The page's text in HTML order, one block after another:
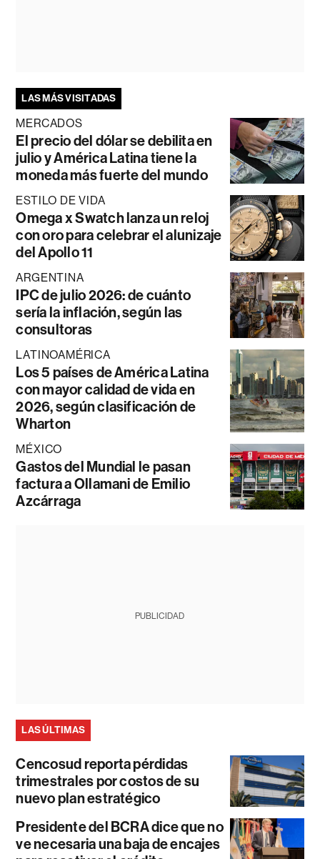
LAS MÁS VISITADAS
MERCADOS
El precio del dólar se debilita en
julio y América Latina tiene la
moneda más fuerte del mundo
ESTILO DE VIDA
Omega x Swatch lanza un reloj
con oro para celebrar el alunizaje
del Apollo 11
ARGENTINA
IPC de julio 2026: de cuánto
sería la inflación, según las
consultoras
LATINOAMÉRICA
Los 5 países de América Latina
con mayor calidad de vida en
2026, según clasificación de
Wharton
MÉXICO
Gastos del Mundial le pasan
factura a Ollamani de Emilio
Azcárraga
PUBLICIDAD
LAS ÚLTIMAS
Cencosud reporta pérdidas
trimestrales por costos de su
nuevo plan estratégico
Presidente del BCRA dice que no
ve necesaria una baja de encajes